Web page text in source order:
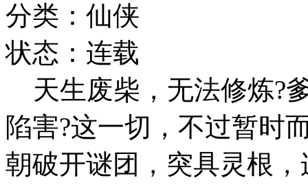
分类：仙侠
状态：连载
天生废柴，无法修炼?
陷害?这一切，不过暂时
朝破开谜团，突具灵根